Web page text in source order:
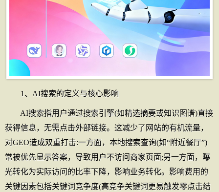
1、AI搜索的定义与核心影响
AI搜索指用户通过搜索引擎(如精选摘要或知识图谱)直接
获得信息，无需点击外部链接。这减少了网站的有机流量，
对GEO造成双重打击:一方面，本地搜索查询(如“附近餐厅”)
常被优先显示答案，导致用户不访问商家页面;另一方面，曝
光转化为实际访问的比率下降，影响业务转化。影响费用的
关键因素包括关键词竞争度(高竞争关键词更易触发零点击结